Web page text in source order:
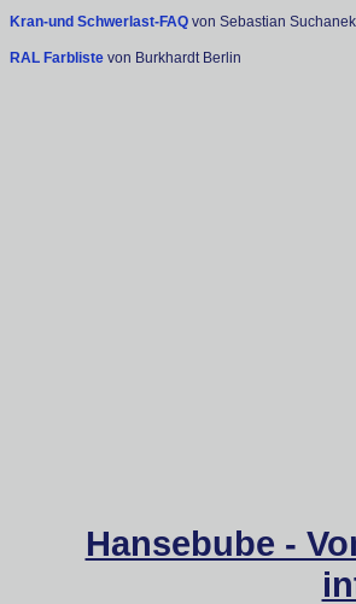
Kran-und Schwerlast-FAQ von Sebastian Suchanek
RAL Farbliste von Burkhardt Berlin
Hansebube -